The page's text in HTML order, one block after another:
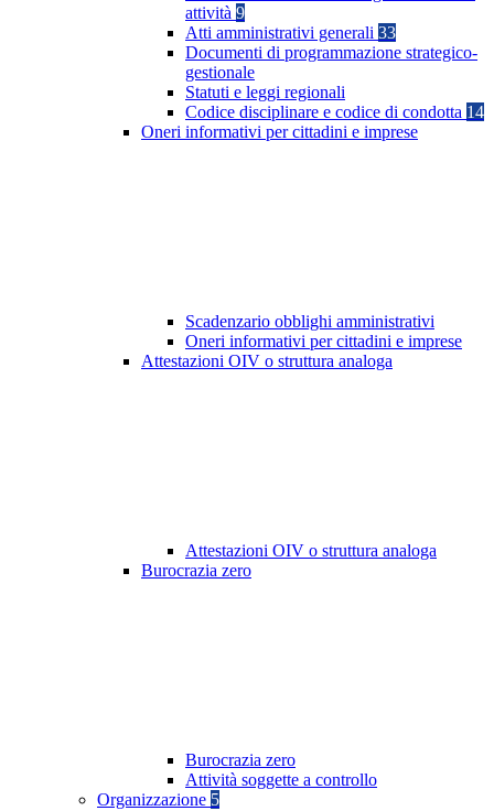
attività 9
Atti amministrativi generali 33
Documenti di programmazione strategico-
gestionale
Statuti e leggi regionali
Codice disciplinare e codice di condotta 14
Oneri informativi per cittadini e imprese
Scadenzario obblighi amministrativi
Oneri informativi per cittadini e imprese
Attestazioni OIV o struttura analoga
Attestazioni OIV o struttura analoga
Burocrazia zero
Burocrazia zero
Attività soggette a controllo
Organizzazione 5